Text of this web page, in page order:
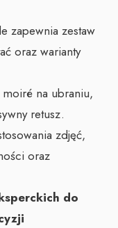
zapewnia zestaw
oraz warianty
moiré na ubraniu,
retusz.
zdjęć,
oraz
do